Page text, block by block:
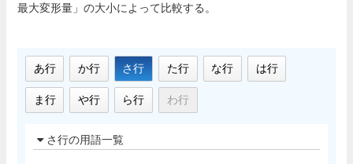
最大変形量」の大小によって比較する。
あ行 か行 さ行 た行 な行 は行
ま行 や行 ら行 わ行
さ行の用語一覧